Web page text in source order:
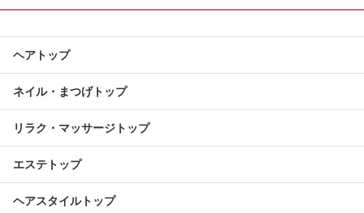
ヘアトップ
ネイル・まつげトップ
リラク・マッサージトップ
エステトップ
ヘアスタイルトップ